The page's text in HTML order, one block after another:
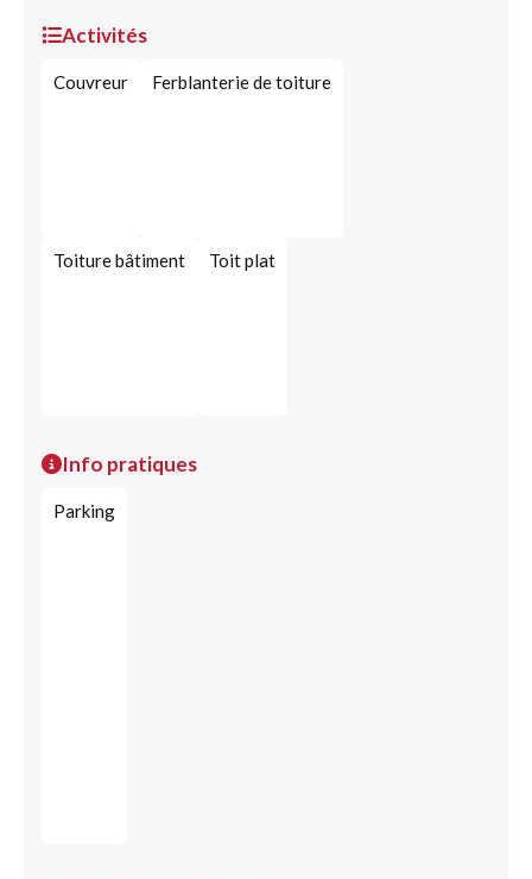
Activités
Couvreur Ferblanterie de toiture
Toiture bâtiment Toit plat
Info pratiques
Parking